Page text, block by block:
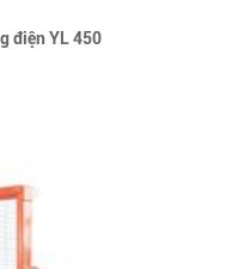
điện YL 450